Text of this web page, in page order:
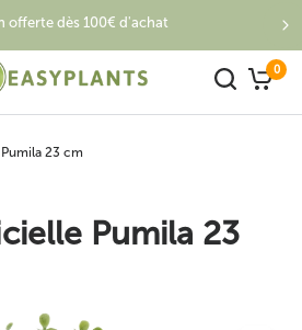
offerte dès 100€ d'achat
0
23 cm
Pumila 23